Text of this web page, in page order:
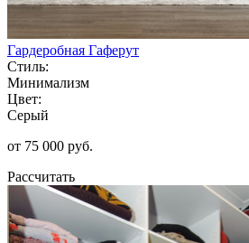
Гардеробная Гаферут
Стиль:
Минимализм
Цвет:
Серый
от 75 000 руб.
Рассчитать